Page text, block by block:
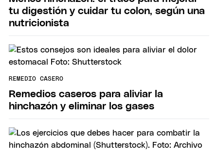
tu digestión y cuidar tu colon, según una
nutricionista
REMEDIO CASERO
Remedios caseros para aliviar la
hinchazón y eliminar los gases